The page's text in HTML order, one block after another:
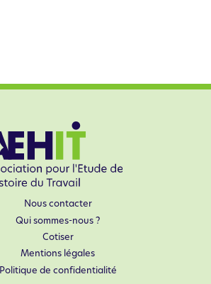
Nous contacter
Qui sommes-nous ?
Cotiser
Mentions légales
Politique de confidentialité